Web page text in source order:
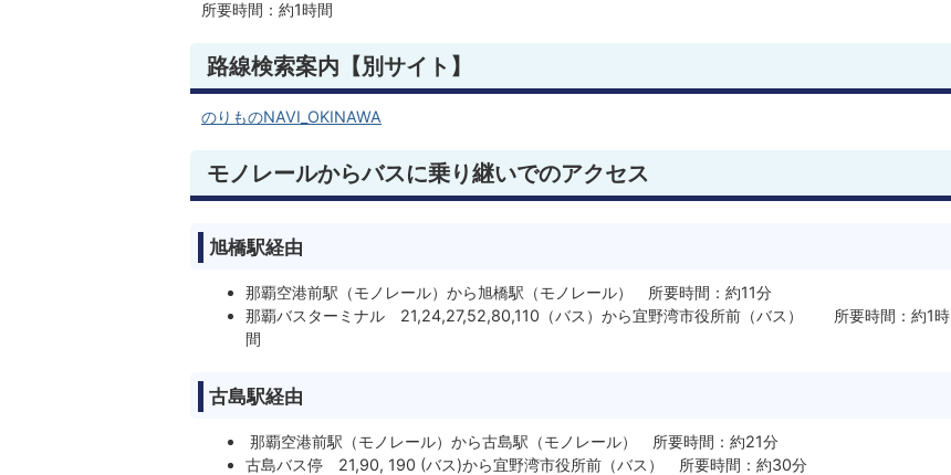
所要時間：約1時間
路線検索案内【別サイト】
のりものNAVI_OKINAWA
モノレールからバスに乗り継いでのアクセス
旭橋駅経由
那覇空港前駅（モノレール）から旭橋駅（モノレール） 所要時間：約11分
那覇バスターミナル 21,24,27,52,80,110（バス）から宜野湾市役所前（バス） 所要時間：約1時
間
古島駅経由
那覇空港前駅（モノレール）から古島駅（モノレール） 所要時間：約21分
古島バス停 21,90, 190 (バス)から宜野湾市役所前（バス） 所要時間：約30分